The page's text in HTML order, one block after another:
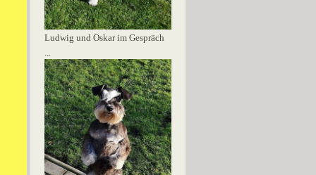
Ludwig und Oskar im Gespräch
...